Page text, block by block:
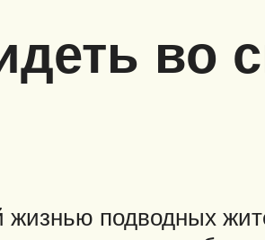
во
подводных